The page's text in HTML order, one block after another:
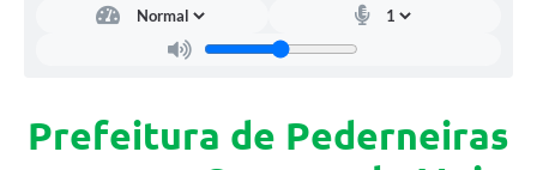
Prefeitura de Pederneiras